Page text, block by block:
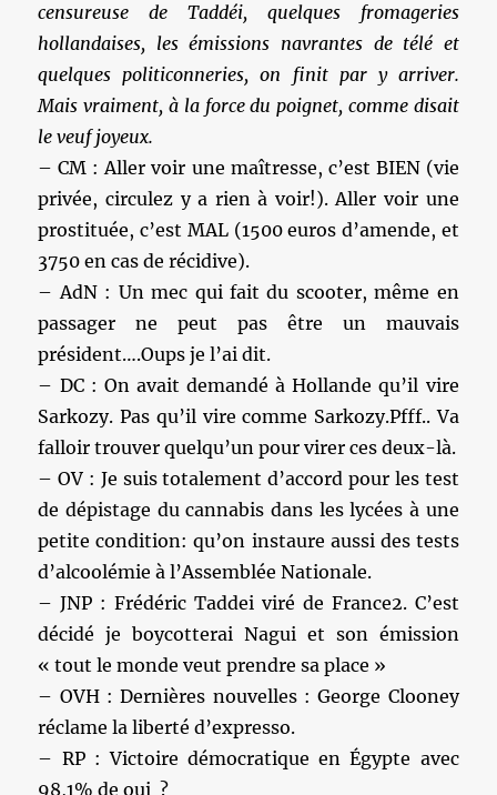
censureuse de Taddéi, quelques fromageries
hollandaises, les émissions navrantes de télé et
quelques politiconneries, on finit par y arriver.
Mais vraiment, à la force du poignet, comme disait
le veuf joyeux.
– CM : Aller voir une maîtresse, c’est BIEN (vie
privée, circulez y a rien à voir!). Aller voir une
prostituée, c’est MAL (1500 euros d’amende, et
3750 en cas de récidive).
– AdN : Un mec qui fait du scooter, même en
passager ne peut pas être un mauvais
président….Oups je l’ai dit.
– DC : On avait demandé à Hollande qu’il vire
Sarkozy. Pas qu’il vire comme Sarkozy.Pfff.. Va
falloir trouver quelqu’un pour virer ces deux-là.
– OV : Je suis totalement d’accord pour les test
de dépistage du cannabis dans les lycées à une
petite condition: qu’on instaure aussi des tests
d’alcoolémie à l’Assemblée Nationale.
– JNP : Frédéric Taddei viré de France2. C’est
décidé je boycotterai Nagui et son émission
« tout le monde veut prendre sa place »
– OVH : Dernières nouvelles : George Clooney
réclame la liberté d’expresso.
– RP : Victoire démocratique en Égypte avec
98,1% de oui ?